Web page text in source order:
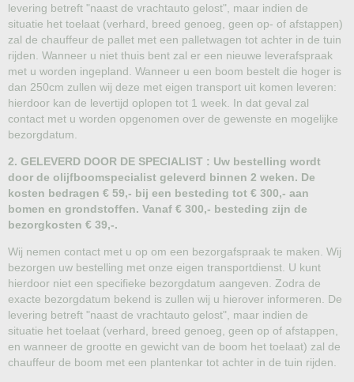
levering betreft "naast de vrachtauto gelost", maar indien de
situatie het toelaat (verhard, breed genoeg, geen op- of afstappen)
zal de chauffeur de pallet met een palletwagen tot achter in de tuin
rijden. Wanneer u niet thuis bent zal er een nieuwe leverafspraak
met u worden ingepland. Wanneer u een boom bestelt die hoger is
dan 250cm zullen wij deze met eigen transport uit komen leveren:
hierdoor kan de levertijd oplopen tot 1 week. In dat geval zal
contact met u worden opgenomen over de gewenste en mogelijke
bezorgdatum.
2. GELEVERD DOOR DE SPECIALIST : Uw bestelling wordt
door de olijfboomspecialist geleverd binnen 2 weken. De
kosten bedragen € 59,- bij een besteding tot € 300,- aan
bomen en grondstoffen. Vanaf € 300,- besteding zijn de
bezorgkosten € 39,-.
Wij nemen contact met u op om een bezorgafspraak te maken. Wij
bezorgen uw bestelling met onze eigen transportdienst. U kunt
hierdoor niet een specifieke bezorgdatum aangeven. Zodra de
exacte bezorgdatum bekend is zullen wij u hierover informeren. De
levering betreft "naast de vrachtauto gelost", maar indien de
situatie het toelaat (verhard, breed genoeg, geen op of afstappen,
en wanneer de grootte en gewicht van de boom het toelaat) zal de
chauffeur de boom met een plantenkar tot achter in de tuin rijden.